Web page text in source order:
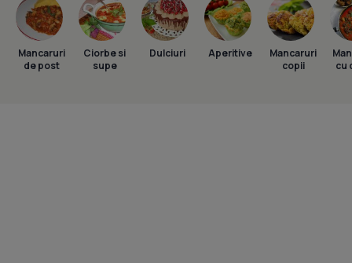
Mancaruri
de post
Ciorbe si
supe
Dulciuri Aperitive
Mancaruri
copii
cu